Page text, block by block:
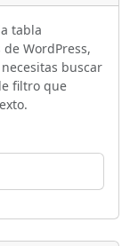
tabla
WordPress,
buscar
filtro que